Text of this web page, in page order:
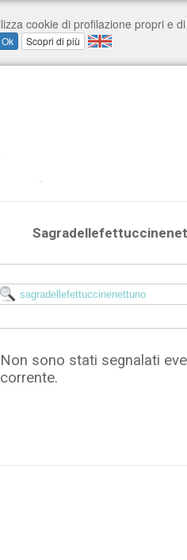
Non sono stati segnalati
corrente.